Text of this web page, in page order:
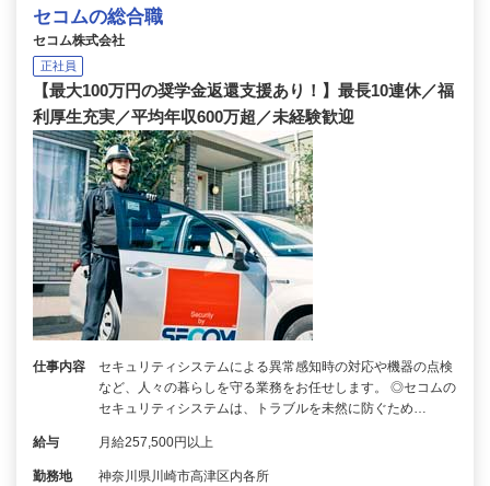
セコムの総合職
セコム株式会社
正社員
【最大100万円の奨学金返還支援あり！】最長10連休／福
利厚生充実／平均年収600万超／未経験歓迎
仕事内容
セキュリティシステムによる異常感知時の対応や機器の点検
など、人々の暮らしを守る業務をお任せします。 ◎セコムの
セキュリティシステムは、トラブルを未然に防ぐため…
給与 月給257,500円以上
勤務地 神奈川県川崎市高津区内各所